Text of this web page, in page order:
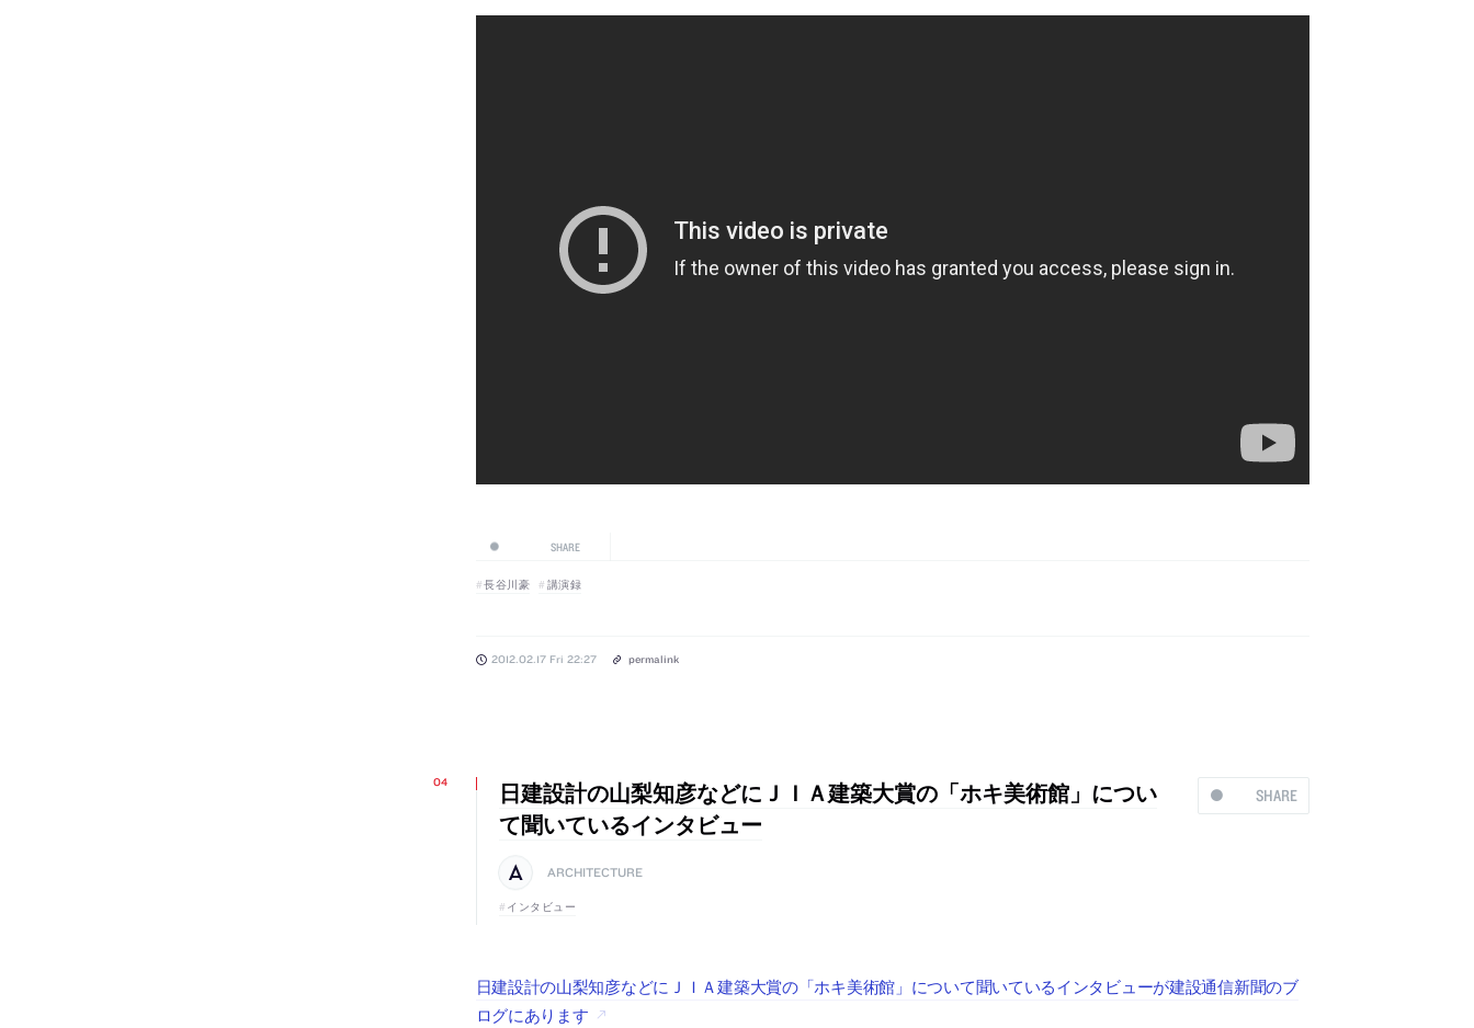
SHARE
長谷川豪 講演録
2012.02.17 Fri 22:27 permalink
SHARE
日建設計の山梨知彦などにＪＩＡ建築大賞の「ホキ美術館」につい
て聞いているインタビュー
ARCHITECTURE
インタビュー
日建設計の山梨知彦などにＪＩＡ建築大賞の「ホキ美術館」について聞いているインタビューが建設通信新聞のブ
ログにあります